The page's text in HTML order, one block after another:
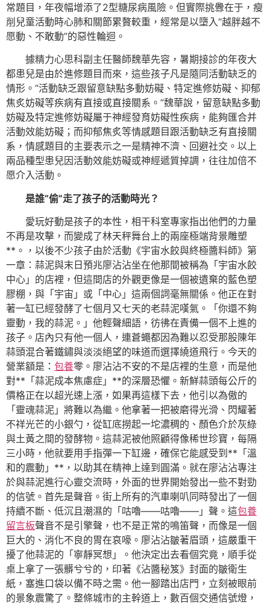
常題目，年夜幅增添了2型糖尿病風險。但實際挑釁在于，瘦
削兒童活動時心肺和關節累贅較重，經常是以墮入“越胖越不
愿動、不敢動”的惡性輪迴。
據精力心思科副主任醫師魏華先容，暑期接診的年夜大
都患兒是由於進修題目而來，這些孩子凡是隨同活動缺乏的
情形。“活動缺乏跟留意缺點多動妨礙、特定進修妨礙、抑郁
焦炙妨礙等疾病有直接或直接關系。”魏華說，留意缺點多動
妨礙及特定進修妨礙屬于神經發育妨礙性疾病，能夠匯合并
活動效能妨礙；而抑郁焦炙等情感題目跟活動缺乏有直接關
系，情感題目的主要表示之一是精神不濟、回避社交。以上
兩品種型患兒因活動效能妨礙或神經遞質掉調，往往加倍不
愿介入活動。
是誰“偷”走了孩子的活動時光？
愛玩好動是孩子的本性，相干科室專家指出他們的力量
不再是攻擊，而變成了林天秤舞台上的兩座極端背景雕塑
**。，以後不少孩子由於活動《宇宙水餃與終極醬料師》第
一章：蒜泥與末日預兆廖沾沾坐在他那間被稱為「宇宙水餃
中心」的店裡，但這間店的外觀更像是一個被遺棄的藍色塑
膠棚，與「宇宙」或「中心」這兩個詞毫無關係。他正在對
著一缸已經發酵了七個月又七天的老蒜泥嘆氣。「你還不夠
靈動，我的蒜泥。」他輕聲細語，彷彿在責備一個不上進的
孩子。店內只有他一個人，連蒼蠅都因為難以忍受那股陳年
蒜頭混合著鐵鏽與淡淡絕望的味道而選擇繞道飛行。今天的
營業額是： 包養零。廖沾沾不安的不是店裡的生意，而是他
對**「蒜泥成本焦慮症」**的深層恐懼。新鮮蒜頭每公斤的
價格正在以超光速上漲，如果再這樣下去，他引以為傲的
「靈魂蒜泥」將難以為繼。他拿著一把被磨得光滑、閃耀著
不祥光芒的小銀勺，從缸底撈起一坨濃稠的、顏色介於灰綠
與土黃之間的發酵物。這蒜泥被他照顧得像稀世珍寶，每隔
三小時，他就要用手指彈一下缸邊，確保它能感受到**「溫
和的震動」**，以助其在精神上達到圓滿。就在廖沾沾專注
於與蒜泥進行心靈交流時，外面的世界開始發出一些不對勁
的信號。首先是聲音。街上所有的汽車喇叭同時發出了一個
持續不斷、低沉且潮濕的「咕嚕——咕嚕——」聲。這包養
留言板聲音不是引擎聲，也不是正常的鳴笛聲，而像是一個
巨大的、消化不良的胃在哀嚎。廖沾沾皺著眉頭，這嚴重干
擾了他蒜泥的「寧靜冥想」。他決定出去看個究竟，順手從
桌上拿了一張髒兮兮的，印著《沾醬秘笈》封面的皺衛生
紙，塞進口袋以備不時之需。他一腳踏出店門，立刻被眼前
的景象震驚了。整條城市的主幹道上，數百個交通信號燈，